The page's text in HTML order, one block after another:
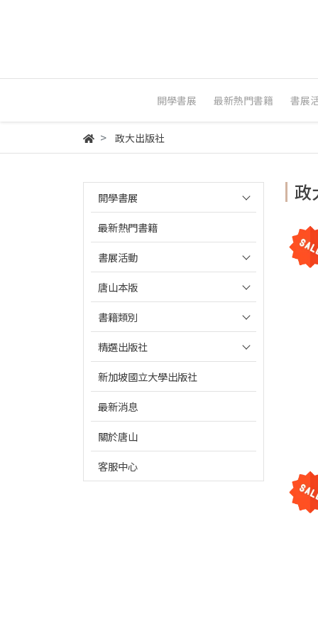
開學書展 最新熱門書籍 書展
政大出版社
開學書展
最新熱門書籍
書展活動
唐山本版
書籍類別
精選出版社
新加坡國立大學出版社
最新消息
關於唐山
客服中心
政